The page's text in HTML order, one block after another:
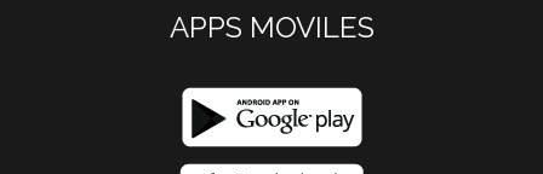
APPS MOVILES